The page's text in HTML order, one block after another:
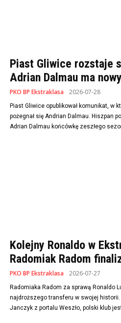
Piast Gliwice rozstaje
Adrian Dalmau ma
PKO BP Ekstraklasa 2026-07-28
Piast Gliwice opublikował komunikat, w
pożegnał się Andrian Dalmau. Hiszpan
Adrian Dalmau końcówkę zeszłego
Kolejny Ronaldo w
Radomiak Radom
PKO BP Ekstraklasa 2026-07-27
Radomiaka Radom za sprawą Ronaldo
najdroższego transferu w swojej historii.
Janczyk z portalu Weszło, polski klub jest